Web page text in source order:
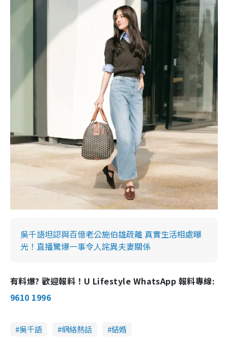
吳千語坦認與百億老公施伯雄疏離 真實生活相處曝
光！直播驚爆一事令人詫異夫妻關係
有料爆? 歡迎報料！U Lifestyle WhatsApp 報料專線:
9610 1996
吳千語 網絡熱話 結婚